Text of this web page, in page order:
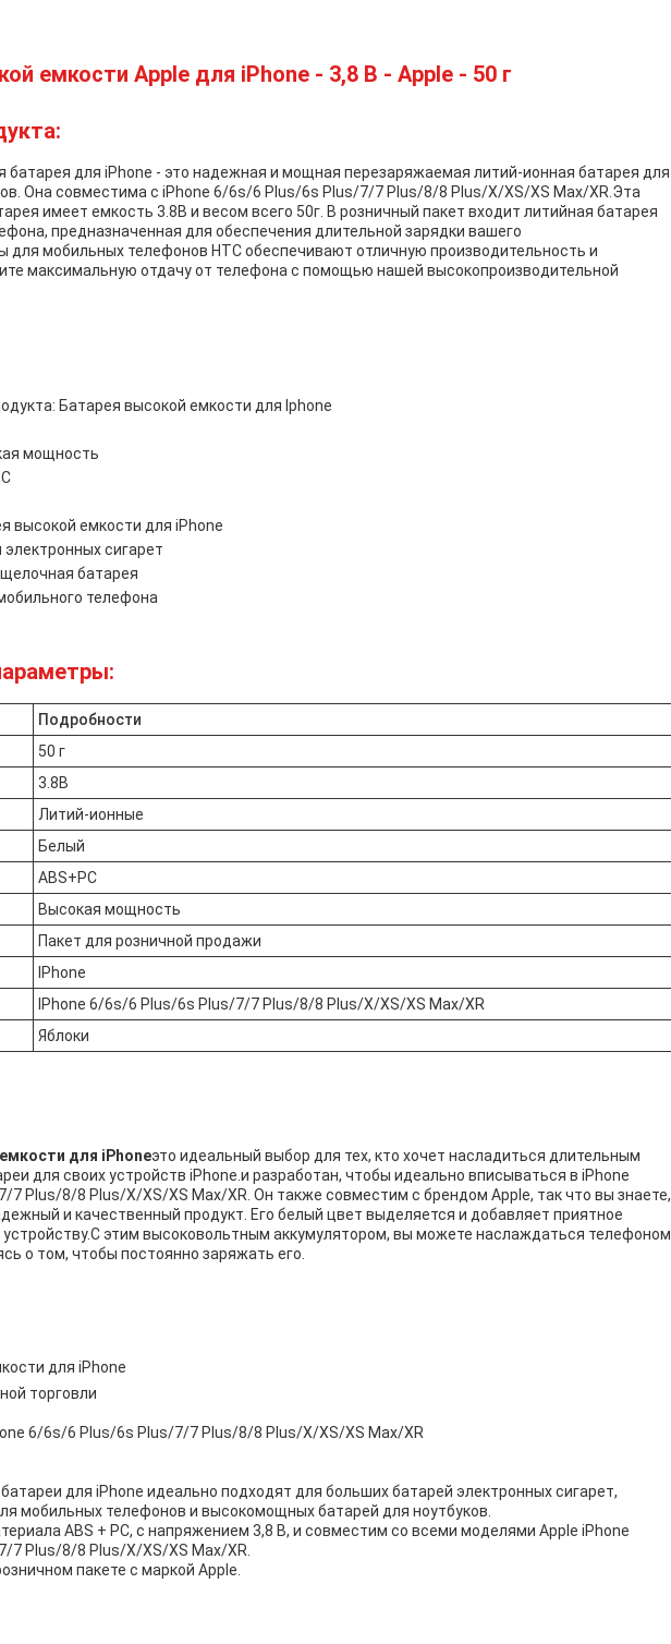
емкости Apple для iPhone - 3,8 В - Apple - 50 г
для iPhone - это надежная и мощная перезаряжаемая литий-ионная батарея для
Она совместима с iPhone 6/6s/6 Plus/6s Plus/7/7 Plus/8/8 Plus/X/XS/XS Max/XR.Эта
имеет емкость 3.8В и весом всего 50г. В розничный пакет входит литийная батарея
предназначенная для обеспечения длительной зарядки вашего
для мобильных телефонов HTC обеспечивают отличную производительность и
максимальную отдачу от телефона с помощью нашей высокопроизводительной
Батарея высокой емкости для Iphone
мощность
высокой емкости для iPhone
сигарет
батарея
телефона
Подробности
50 г
3.8В
Литий-ионные
Белый
ABS+PC
Высокая мощность
Пакет для розничной продажи
IPhone
IPhone 6/6s/6 Plus/6s Plus/7/7 Plus/8/8 Plus/X/XS/XS Max/XR
Яблоки
для iPhoneэто идеальный выбор для тех, кто хочет насладиться длительным
для своих устройств iPhone.и разработан, чтобы идеально вписываться в iPhone
Plus/8/8 Plus/X/XS/XS Max/XR. Он также совместим с брендом Apple, так что вы знаете,
и качественный продукт. Его белый цвет выделяется и добавляет приятное
этим высоковольтным аккумулятором, вы можете наслаждаться телефоном
о том, чтобы постоянно заряжать его.
для iPhone
торговли
6/6s/6 Plus/6s Plus/7/7 Plus/8/8 Plus/X/XS/XS Max/XR
для iPhone идеально подходят для больших батарей электронных сигарет,
мобильных телефонов и высокомощных батарей для ноутбуков.
ABS + PC, с напряжением 3,8 В, и совместим со всеми моделями Apple iPhone
7 Plus/8/8 Plus/X/XS/XS Max/XR.
пакете с маркой Apple.